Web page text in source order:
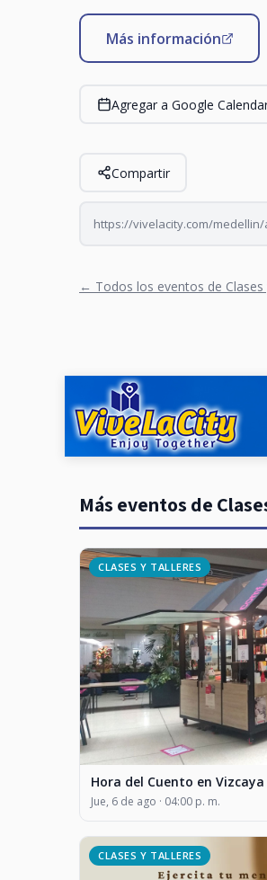
Más información
Agregar a Google
Compartir
https://vivelacity.com/
← Todos los eventos de Clases
Más eventos de
CLASES Y TALLERES
Hora del Cuento en Vizcaya
Jue, 6 de ago · 04:00 p. m.
CLASES Y TALLERES